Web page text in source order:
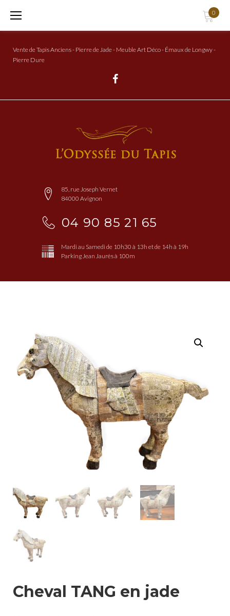
0
Vente de Tapis Anciens - Pierre de Jade - Meuble Art Déco - Émaux de Longwy -
Pierre Dure
85, rue Joseph Vernet
84000 Avignon
04 90 85 21 65
Mardi au Samedi de 10h30 à 13h et de 14h à 19h
Parking Jean Jaurès à 100m
Cheval TANG en jade